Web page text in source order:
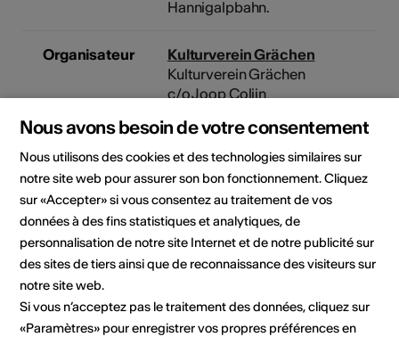
Hannigalpbahn.
Organisateur
Kulturverein Grächen
Kulturverein Grächen
c/o Joop Colijn
3925 Grächen
Téléphone +41794315882
E-Mail
Site Internet
Rubriques
culturelles
Type de formation
Cours
Public cible
toute personne intéressée
Nous avons besoin de votre consentement
Nous utilisons des cookies et des technologies similaires sur
notre site web pour assurer son bon fonctionnement. Cliquez
sur «Accepter» si vous consentez au traitement de vos
données à des fins statistiques et analytiques, de
personnalisation de notre site Internet et de notre publicité sur
des sites de tiers ainsi que de reconnaissance des visiteurs sur
notre site web.
Si vous n’acceptez pas le traitement des données, cliquez sur
«Paramètres» pour enregistrer vos propres préférences en